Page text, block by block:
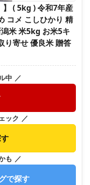
】 ( 5kg ) 令和7年産
コメ こしひかり 精
米 米5kg お米5キ
り寄せ 優良米 贈答
中 ／
ック ／
も ／
で探す